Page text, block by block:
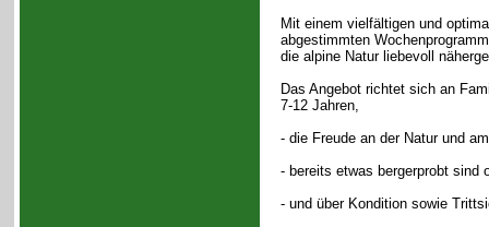
Mit einem vielfältigen und
abgestimmten
die alpine Natur liebevoll
Das Angebot richtet sich an
7-12 Jahren,
- die Freude an der Natur und
- bereits etwas bergerprobt sind
- und über Kondition sowie